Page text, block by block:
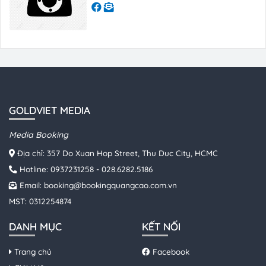
GOLDVIET MEDIA
Media Booking
Địa chỉ: 357 Do Xuan Hop Street, Thu Duc City, HCMC
Hotline: 0937231258 - 028.6282.5186
Email: booking@bookingquangcao.com.vn
MST: 0312254874
DANH MỤC
Trang chủ
KẾT NỐI
Facebook